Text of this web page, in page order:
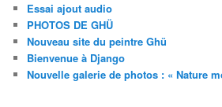
r
c
h
e
Essai ajout audio
PHOTOS DE GHÜ
Nouveau site du peintre Ghü
Bienvenue à Django
Nouvelle galerie de photos : « Nature